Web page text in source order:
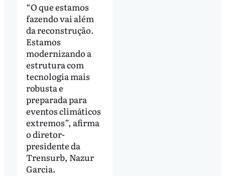
“O que estamos
fazendo vai além
da reconstrução.
Estamos
modernizando a
estrutura com
tecnologia mais
robusta e
preparada para
eventos climáticos
extremos”, afirma
o diretor-
presidente da
Trensurb, Nazur
Garcia.